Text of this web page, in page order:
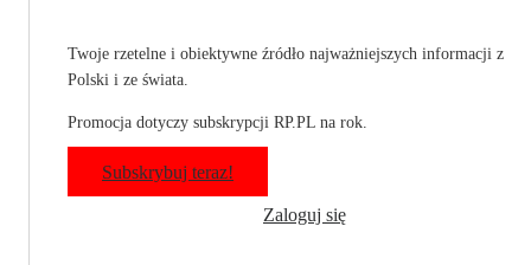
Twoje rzetelne i obiektywne źródło najważniejszych informacji z
Polski i ze świata.
Promocja dotyczy subskrypcji RP.PL na rok.
Subskrybuj teraz!
Zaloguj się